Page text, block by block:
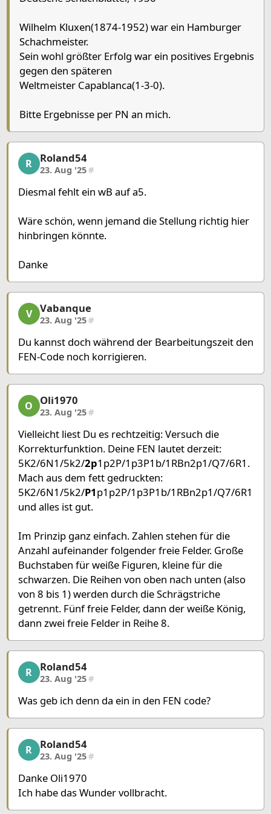
Chessboard as table
a b c d
8
7
6
5Pawn White Pawn Black
3
Rook White Bishop White
2Queen White
1
King f8
Queen a2 Rook g1 Rook b3 Bishop c3
King f6
Wilhelm Kluxen(1874-1952) war ein Hamburger
Schachmeister.
Sein wohl größter Erfolg war ein positives Ergebnis
gegen den späteren
Weltmeister Capablanca(1-3-0).
Bitte Ergebnisse per PN an mich.
Roland54, 2/22, 23. Aug '25
R Roland54
23. Aug '25#
Diesmal fehlt ein wB auf a5.
Wäre schön, wenn jemand die Stellung richtig hier
hinbringen könnte.
Danke
Vabanque, 3/22, 23. Aug '25
V Vabanque
23. Aug '25#
Du kannst doch während der Bearbeitungszeit den
FEN-Code noch korrigieren.
Oli1970, 4/22, 23. Aug '25
O Oli1970
23. Aug '25#
Vielleicht liest Du es rechtzeitig: Versuch die
Korrekturfunktion. Deine FEN lautet derzeit:
5K2/6N1/5k2/2p1p2P/1p3P1b/1RBn2p1/Q7/6R1.
Mach aus dem fett gedruckten:
5K2/6N1/5k2/P1p1p2P/1p3P1b/1RBn2p1/Q7/6R1
und alles ist gut.
Im Prinzip ganz einfach. Zahlen stehen für die
Anzahl aufeinander folgender freie Felder. Große
Buchstaben für weiße Figuren, kleine für die
schwarzen. Die Reihen von oben nach unten (also
von 8 bis 1) werden durch die Schrägstriche
getrennt. Fünf freie Felder, dann der weiße König,
dann zwei freie Felder in Reihe 8.
Roland54, 5/22, 23. Aug '25
R Roland54
23. Aug '25#
Was geb ich denn da ein in den FEN code?
Roland54, 6/22, 23. Aug '25
R Roland54
23. Aug '25#
Danke Oli1970
Ich habe das Wunder vollbracht.